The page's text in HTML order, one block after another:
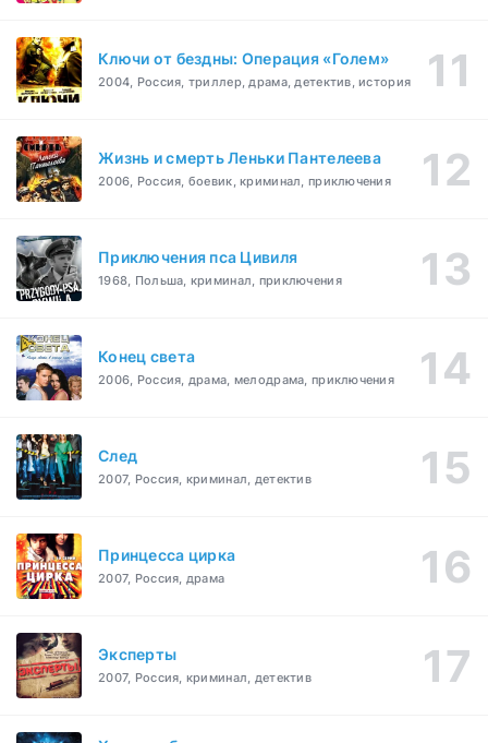
Ключи от бездны: Операция «Голем»
2004, Россия, триллер, драма, детектив, история
Жизнь и смерть Леньки Пантелеева
2006, Россия, боевик, криминал, приключения
Приключения пса Цивиля
1968, Польша, криминал, приключения
Конец света
2006, Россия, драма, мелодрама, приключения
След
2007, Россия, криминал, детектив
Принцесса цирка
2007, Россия, драма
Эксперты
2007, Россия, криминал, детектив